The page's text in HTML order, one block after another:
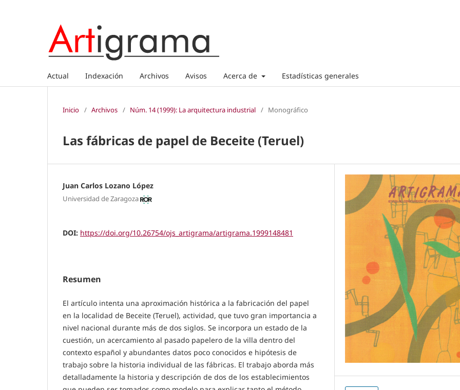
Actual Indexación Archivos Avisos Acerca de Estadísticas generales
Inicio / Archivos / Núm. 14 (1999): La arquitectura industrial / Monográfico
Las fábricas de papel de Beceite (Teruel)
Juan Carlos Lozano López
Universidad de Zaragoza
DOI: https://doi.org/10.26754/ojs_artigrama/artigrama.1999148481
Resumen
El artículo intenta una aproximación histórica a la fabricación del papel
en la localidad de Beceite (Teruel), actividad, que tuvo gran importancia a
nivel nacional durante más de dos siglos. Se incorpora un estado de la
cuestión, un acercamiento al pasado papelero de la villa dentro del
contexto español y abundantes datos poco conocidos e hipótesis de
trabajo sobre la historia individual de las fábricas. El trabajo aborda más
detalladamente la historia y descripción de dos de los establecimientos